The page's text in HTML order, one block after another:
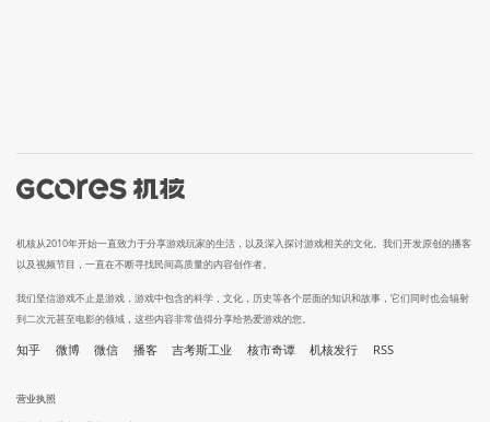
机核从2010年开始一直致力于分享游戏玩家的生活，以及深入探讨游戏相关的文化。我们开发原创的播客
以及视频节目，一直在不断寻找民间高质量的内容创作者。
我们坚信游戏不止是游戏，游戏中包含的科学，文化，历史等各个层面的知识和故事，它们同时也会辐射
到二次元甚至电影的领域，这些内容非常值得分享给热爱游戏的您。
知乎 微博 微信 播客 吉考斯工业 核市奇谭 机核发行 RSS
营业执照